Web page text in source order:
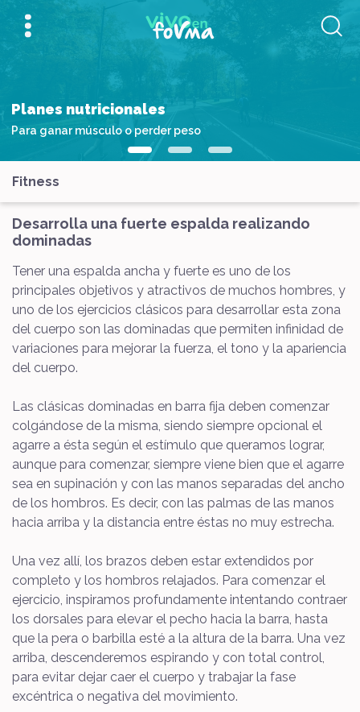
Planes nutricionales
Para ganar músculo o perder peso
Fitness
Desarrolla una fuerte espalda realizando
dominadas
Tener una espalda ancha y fuerte es uno de los
principales objetivos y atractivos de muchos hombres, y
uno de los ejercicios clásicos para desarrollar esta zona
del cuerpo son las dominadas que permiten infinidad de
variaciones para mejorar la fuerza, el tono y la apariencia
del cuerpo.
Las clásicas dominadas en barra fija deben comenzar
colgándose de la misma, siendo siempre opcional el
agarre a ésta según el estímulo que queramos lograr,
aunque para comenzar, siempre viene bien que el agarre
sea en supinación y con las manos separadas del ancho
de los hombros. Es decir, con las palmas de las manos
hacia arriba y la distancia entre éstas no muy estrecha.
Una vez allí, los brazos deben estar extendidos por
completo y los hombros relajados. Para comenzar el
ejercicio, inspiramos profundamente intentando contraer
los dorsales para elevar el pecho hacia la barra, hasta
que la pera o barbilla esté a la altura de la barra. Una vez
arriba, descenderemos espirando y con total control,
para evitar dejar caer el cuerpo y trabajar la fase
excéntrica o negativa del movimiento.